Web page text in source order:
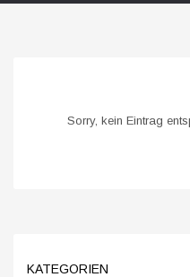
Sorry, kein Eintrag
KATEGORIEN